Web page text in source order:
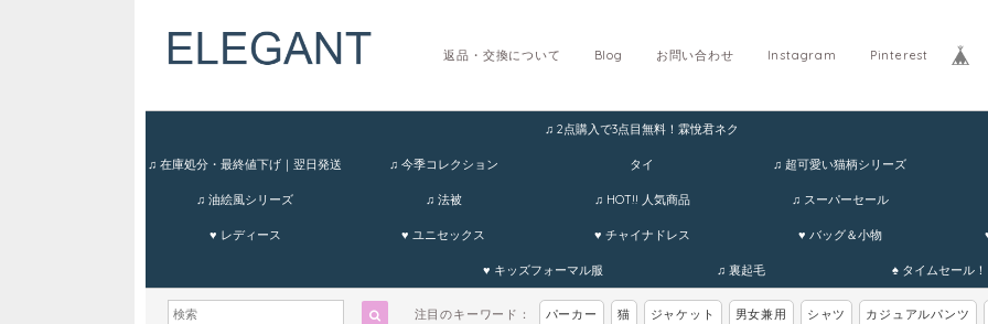
Pinterest
Instagram
お問い合わせ
Blog
返品・交換について
♫ 在庫処分・最終値下げ｜翌日発送 ♫ 今季コレクション
♫ 2点購入で3点目無料！霖悅君ネク
タイ ♫ 超可愛い猫柄シリーズ
♫ 油絵風シリーズ ♫ 法被 ♫ HOT!! 人気商品 ♫ スーパーセール
♥ レディース ♥ ユニセックス ♥ チャイナドレス ♥ バッグ＆小物
♥ キッズフォーマル服 ♫ 裏起毛 ♠ タイムセール！
注目のキーワード： パーカー 猫 ジャケット 男女兼用 シャツ カジュアルパンツ